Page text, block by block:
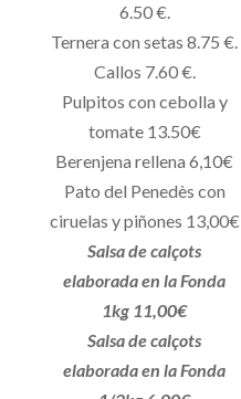
6.50 €.
Ternera con setas 8.75 €.
Callos 7.60 €.
Pulpitos con cebolla y
tomate 13.50€
Berenjena rellena 6,10€
Pato del Penedès con
ciruelas y piñones 13,00€
Salsa de calçots
elaborada en la Fonda
1kg 11,00€
Salsa de calçots
elaborada en la Fonda